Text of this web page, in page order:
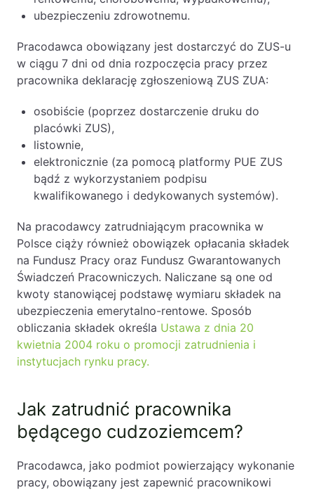
ubezpieczeniu zdrowotnemu.
Pracodawca obowiązany jest dostarczyć do ZUS-u
w ciągu 7 dni od dnia rozpoczęcia pracy przez
pracownika deklarację zgłoszeniową ZUS ZUA:
osobiście (poprzez dostarczenie druku do
placówki ZUS),
listownie,
elektronicznie (za pomocą platformy PUE ZUS
bądź z wykorzystaniem podpisu
kwalifikowanego i dedykowanych systemów).
Na pracodawcy zatrudniającym pracownika w
Polsce ciąży również obowiązek opłacania składek
na Fundusz Pracy oraz Fundusz Gwarantowanych
Świadczeń Pracowniczych. Naliczane są one od
kwoty stanowiącej podstawę wymiaru składek na
ubezpieczenia emerytalno-rentowe. Sposób
obliczania składek określa Ustawa z dnia 20
kwietnia 2004 roku o promocji zatrudnienia i
instytucjach rynku pracy.
Jak zatrudnić pracownika
będącego cudzoziemcem?
Pracodawca, jako podmiot powierzający wykonanie
pracy, obowiązany jest zapewnić pracownikowi